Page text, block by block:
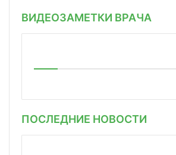
ВИДЕОЗАМЕТКИ ВРАЧА
ПОСЛЕДНИЕ НОВОСТИ